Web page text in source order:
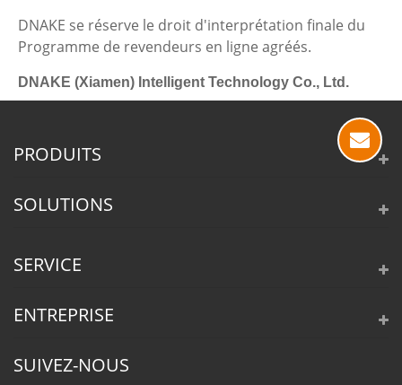
DNAKE se réserve le droit d'interprétation finale du
Programme de revendeurs en ligne agréés.
DNAKE (Xiamen) Intelligent Technology Co., Ltd.
PRODUITS
SOLUTIONS
SERVICE
ENTREPRISE
SUIVEZ-NOUS